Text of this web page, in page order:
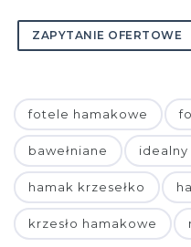
ZAPYTANIE OFERTOWE
fotele hamakowe
bawełniane
hamak krzesełko
krzesło hamakowe